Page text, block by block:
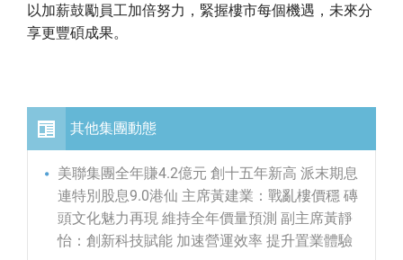
以加薪鼓勵員工加倍努力，緊握樓市每個機遇，未來分
享更豐碩成果。
其他集團動態
美聯集團全年賺4.2億元 創十五年新高 派末期息
連特別股息9.0港仙 主席黃建業：戰亂樓價穩 磚
頭文化魅力再現 維持全年價量預測 副主席黃靜
怡：創新科技賦能 加速營運效率 提升置業體驗